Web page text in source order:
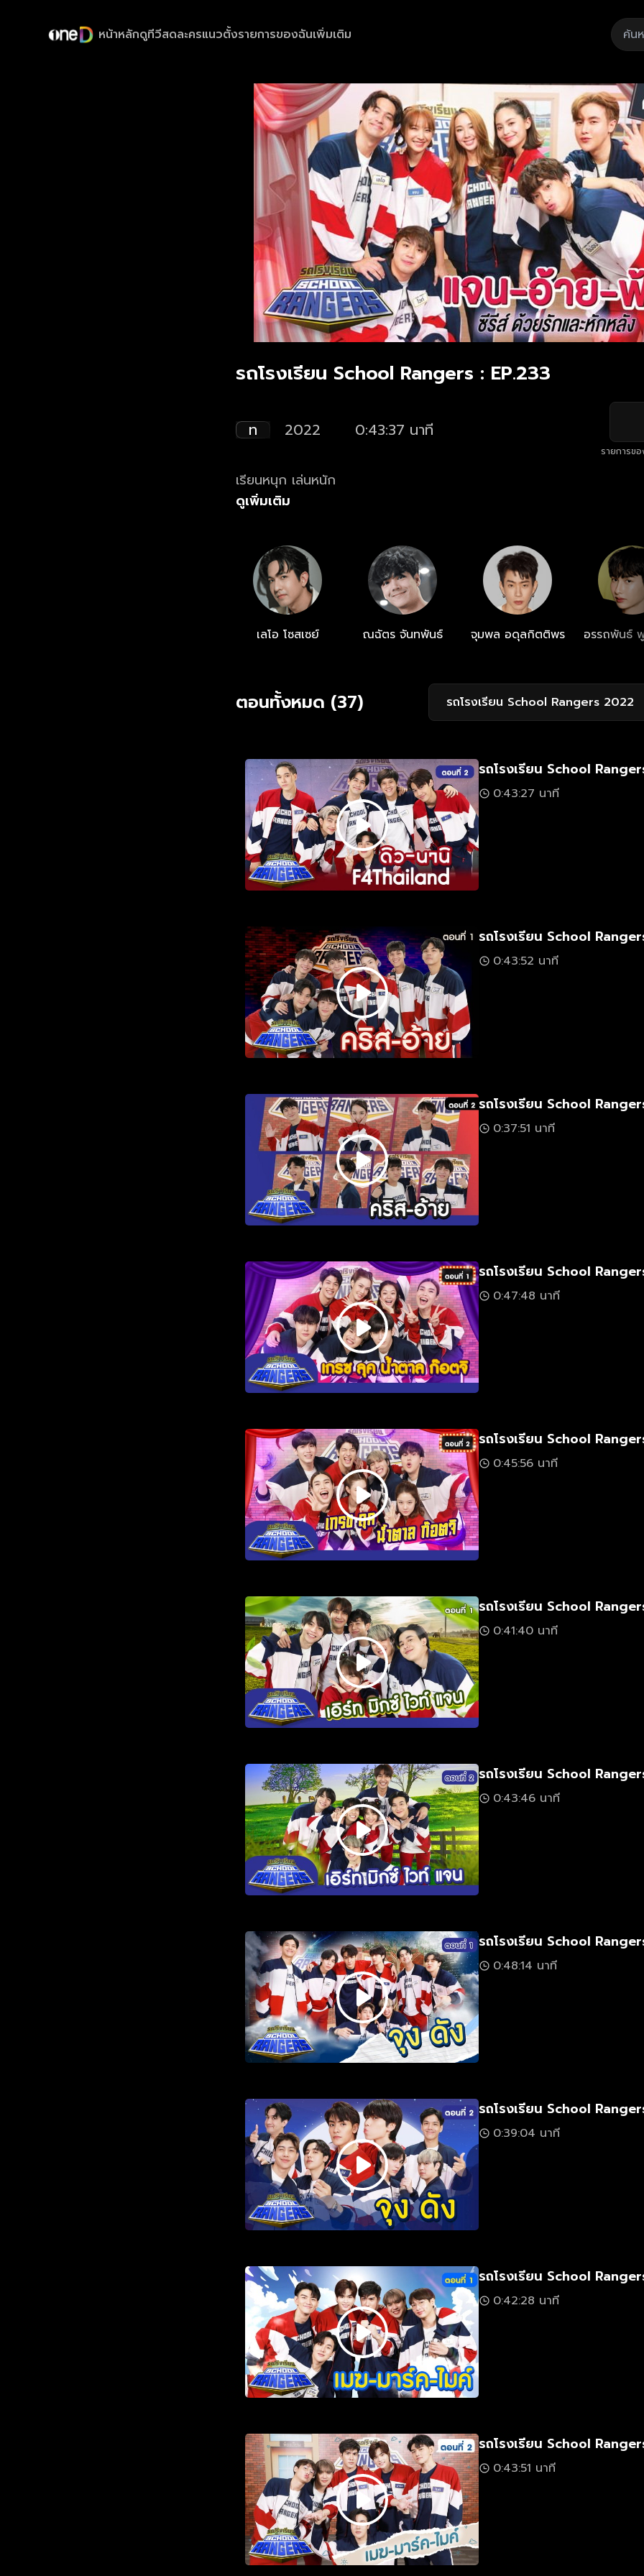
หน้าหลักดูทีวีสดละครแนวตั้งรายการของฉันเพิ่มเติม
รถโรงเรียน School Rangers : EP.233
ท 2022 0:43:37 นาที
รายการข
เรียนหนุก เล่นหนัก
ดูเพิ่มเติม
เลโอ โซสเซย์ ณฉัตร จันทพันธ์ จุมพล อดุลกิตติพร อรรถพันธ์
ตอนทั้งหมด (37) รถโรงเรียน School Rangers 2022
รถโรงเรียน School
0:43:27 นาที
รถโรงเรียน School
0:43:52 นาที
รถโรงเรียน School
0:37:51 นาที
รถโรงเรียน School
0:47:48 นาที
รถโรงเรียน School
0:45:56 นาที
รถโรงเรียน School
0:41:40 นาที
รถโรงเรียน School
0:43:46 นาที
รถโรงเรียน School
0:48:14 นาที
รถโรงเรียน School
0:39:04 นาที
รถโรงเรียน School
0:42:28 นาที
รถโรงเรียน School
0:43:51 นาที